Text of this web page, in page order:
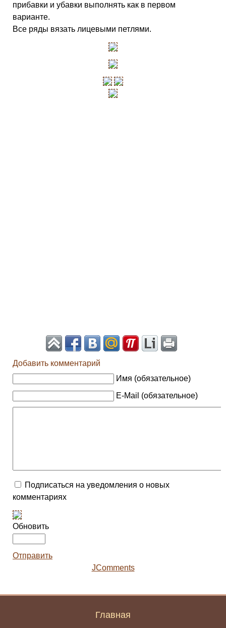
прибавки и убавки выполнять как в первом
варианте.
Все ряды вязать лицевыми петлями.
Добавить комментарий
Имя (обязательное)
E-Mail (обязательное)
Подписаться на уведомления о новых
комментариях
Обновить
Отправить
JComments
Главная